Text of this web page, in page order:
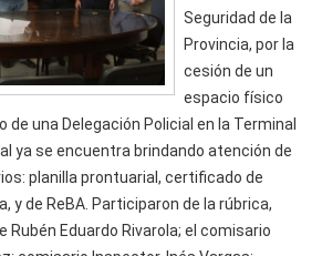
Seguridad de la
Provincia, por la
cesión de un
espacio físico
una Delegación Policial en la Terminal
ya se encuentra brindando atención de
planilla prontuarial, certificado de
y de ReBA. Participaron de la rúbrica,
Eduardo Rivarola; el comisario